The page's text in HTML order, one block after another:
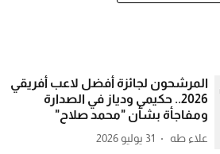
المرشحون لجائزة أفضل لاعب أفريقي
2026.. حكيمي ودياز في الصدارة
ومفاجأة بشأن "محمد صلاح"
علاء طه 31 يوليو 2026